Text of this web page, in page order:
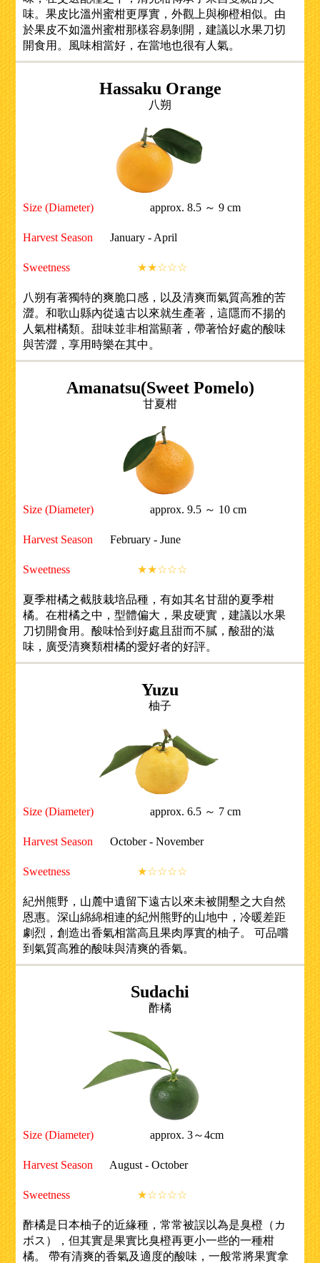
味。果皮比溫州蜜柑更厚實，外觀上與柳橙相似。由
於果皮不如溫州蜜柑那樣容易剝開，建議以水果刀切
開食用。風味相當好，在當地也很有人氣。
Hassaku Orange
八朔
Size (Diameter) approx. 8.5 ～ 9 cm
Harvest Season January - April
Sweetness ★★☆☆☆
八朔有著獨特的爽脆口感，以及清爽而氣質高雅的苦
澀。和歌山縣內從遠古以來就生產著，這隱而不揚的
人氣柑橘類。甜味並非相當顯著，帶著恰好處的酸味
與苦澀，享用時樂在其中。
Amanatsu(Sweet Pomelo)
甘夏柑
Size (Diameter) approx. 9.5 ～ 10 cm
Harvest Season February - June
Sweetness ★★☆☆☆
夏季柑橘之截肢栽培品種，有如其名甘甜的夏季柑
橘。在柑橘之中，型體偏大，果皮硬實，建議以水果
刀切開食用。酸味恰到好處且甜而不膩，酸甜的滋
味，廣受清爽類柑橘的愛好者的好評。
Yuzu
柚子
Size (Diameter) approx. 6.5 ～ 7 cm
Harvest Season October - November
Sweetness ★☆☆☆☆
紀州熊野，山麓中遺留下遠古以來未被開墾之大自然
恩惠。深山綿綿相連的紀州熊野的山地中，冷暖差距
劇烈，創造出香氣相當高且果肉厚實的柚子。 可品嚐
到氣質高雅的酸味與清爽的香氣。
Sudachi
酢橘
Size (Diameter) approx. 3～4cm
Harvest Season August - October
Sweetness ★☆☆☆☆
酢橘是日本柚子的近緣種，常常被誤以為是臭橙（カ
ボス），但其實是果實比臭橙再更小一些的一種柑
橘。 帶有清爽的香氣及適度的酸味，一般常將果實拿